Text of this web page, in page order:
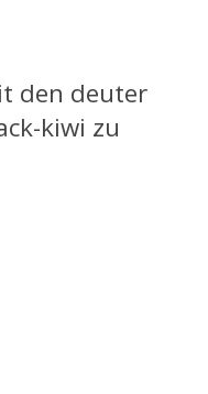
den deuter
kiwi zu